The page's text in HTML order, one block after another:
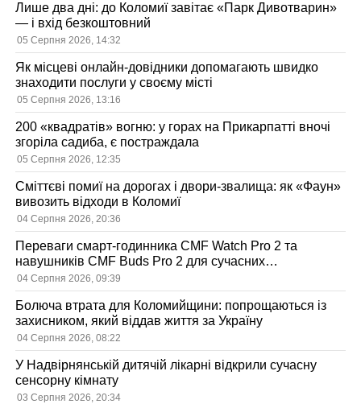
Лише два дні: до Коломиї завітає «Парк Дивотварин»
— і вхід безкоштовний
05 Серпня 2026, 14:32
Як місцеві онлайн-довідники допомагають швидко
знаходити послуги у своєму місті
05 Серпня 2026, 13:16
200 «квадратів» вогню: у горах на Прикарпатті вночі
згоріла садиба, є постраждала
05 Серпня 2026, 12:35
Сміттєві помиї на дорогах і двори-звалища: як «Фаун»
вивозить відходи в Коломиї
04 Серпня 2026, 20:36
Переваги смарт-годинника CMF Watch Pro 2 та
навушників CMF Buds Pro 2 для сучасних
користувачів
04 Серпня 2026, 09:39
Болюча втрата для Коломийщини: попрощаються із
захисником, який віддав життя за Україну
04 Серпня 2026, 08:22
У Надвірнянській дитячій лікарні відкрили сучасну
сенсорну кімнату
03 Серпня 2026, 20:34